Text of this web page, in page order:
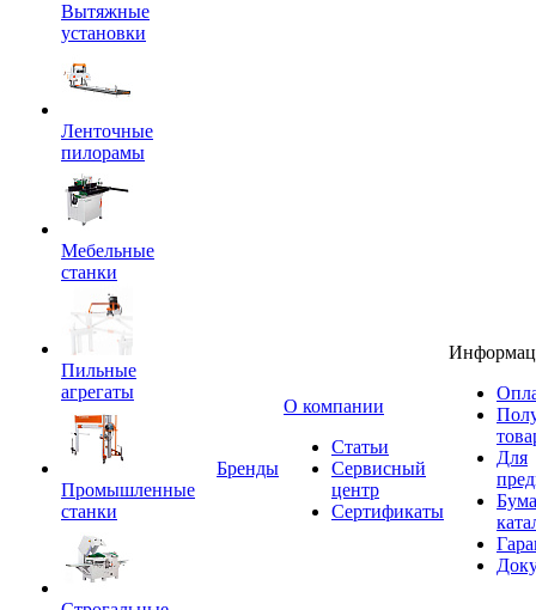
Вытяжные
установки
Ленточные
пилорамы
Мебельные
станки
Пильные
агрегаты
Промышленные
станки
Бренды
O компании
Статьи
Сервисный
центр
Сертификаты
Для